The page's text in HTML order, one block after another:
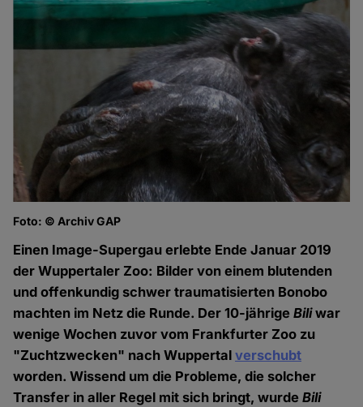
Foto: © Archiv GAP
Einen Image-Supergau erlebte Ende Januar 2019
der Wuppertaler Zoo: Bilder von einem blutenden
und offenkundig schwer traumatisierten Bonobo
machten im Netz die Runde. Der 10-jährigeBiliwar
wenige Wochen zuvor vom Frankfurter Zoo zu
"Zuchtzwecken" nach Wuppertalverschubt
worden. Wissend um die Probleme, die solcher
Transfer in aller Regel mit sich bringt, wurdeBili